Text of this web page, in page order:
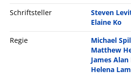
Schriftsteller
Steven
Elaine Ko
Regie
Michael
Matthew
James Alan
Helena